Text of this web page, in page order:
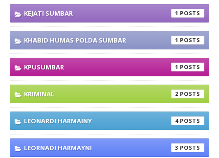
KEJATI SUMBAR 1
KHABID HUMAS POLDA SUMBAR 1
KPUSUMBAR 1
KRIMINAL 2
LEONARDI HARMAINY 4
LEORNADI HARMAYNI 3